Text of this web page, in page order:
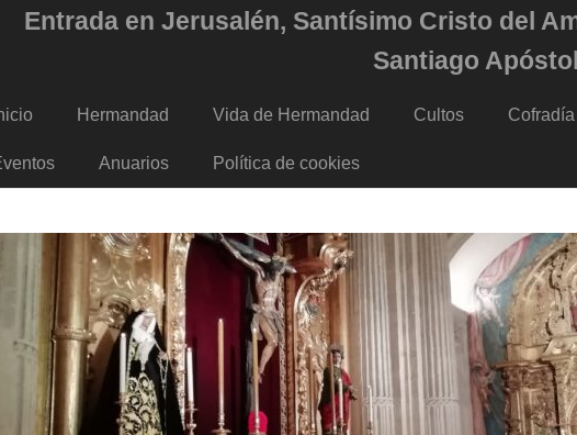
Entrada en Jerusalén, Santísimo Cristo del
Santiago Apóstol
Hermandad Vida de Hermandad Cultos Cofradía
Anuarios Política de cookies